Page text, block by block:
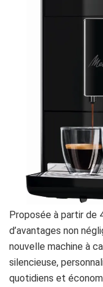
Proposée à partir de
d’avantages non
nouvelle machine à
silencieuse,
quotidiens et